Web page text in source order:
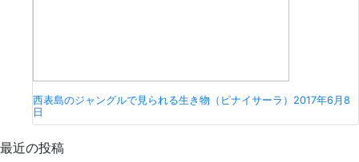
西表島のジャングルで見られる生き物（ピナイサーラ） 2017年6月8
日
最近の投稿